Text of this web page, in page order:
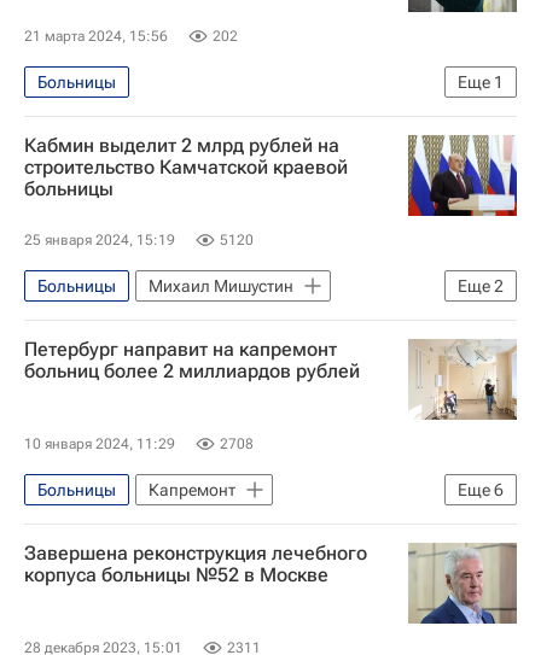
Андрей Воробьев
Инфраструктура
21 марта 2024, 15:56 202
Еще 1
Больницы
Министерство здравоохранения РФ (Минздрав России)
Кабмин выделит 2 млрд рублей на
строительство Камчатской краевой
больницы
25 января 2024, 15:19 5120
Еще2
Больницы
Михаил Мишустин
Камчатский край
Правительство РФ
Петербург направит на капремонт
больниц более 2 миллиардов рублей
10 января 2024, 11:29 2708
Еще6
Больницы
Капремонт
Санкт-Петербург
Александр Беглов
Инфраструктура
Медучреждения
Ремонт
Завершена реконструкция лечебного
корпуса больницы №52 в Москве
28 декабря 2023, 15:01 2311